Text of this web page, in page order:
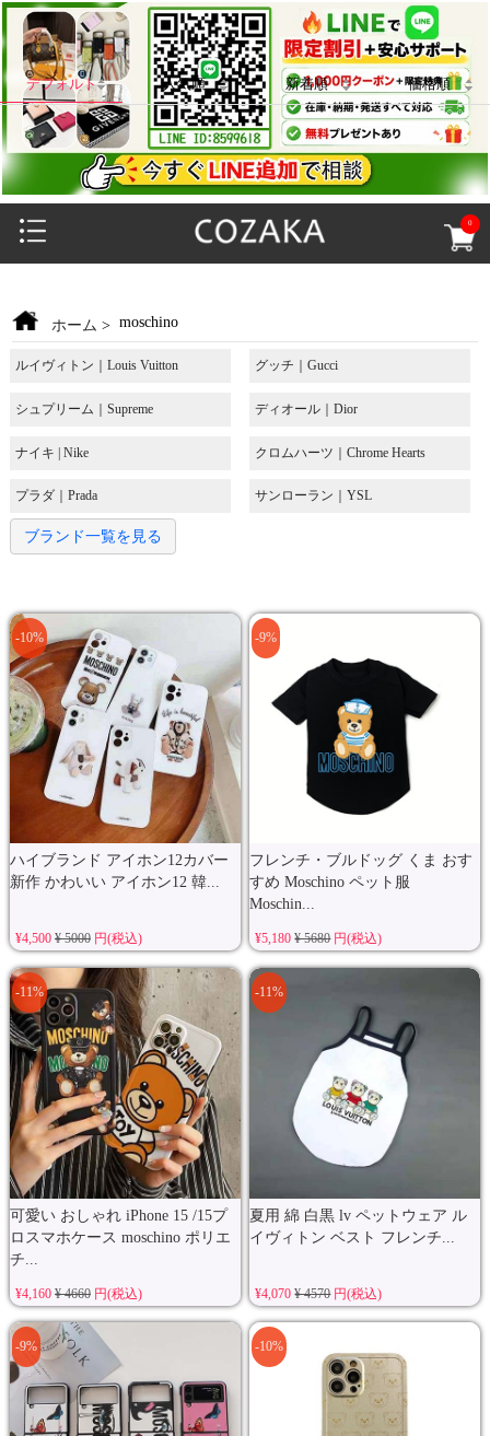
0
デフォルト 人気順 新着順 価格順
ホーム > moschino
ルイヴィトン｜Louis Vuitton グッチ｜Gucci
シュプリーム｜Supreme ディオール｜Dior
ナイキ | Nike クロムハーツ｜Chrome Hearts
プラダ｜Prada サンローラン｜YSL
ブランド一覧を見る
ハイブランド アイホン12カバー
新作 かわいい アイホン12 韓...
-10%
¥4,500 ¥ 5000円(税込)
フレンチ・ブルドッグ くま おす
すめ Moschino ペット服
Moschin...
-9%
¥5,180¥ 5680円(税込)
可愛い おしゃれ iPhone 15 /15プ
ロスマホケース moschino ポリエ
チ...
-11%
¥4,160 ¥ 4660円(税込)
夏用 綿 白黒 lv ペットウェア ル
イヴィトン ベスト フレンチ...
-11%
¥4,070¥ 4570円(税込)
-9% -10%